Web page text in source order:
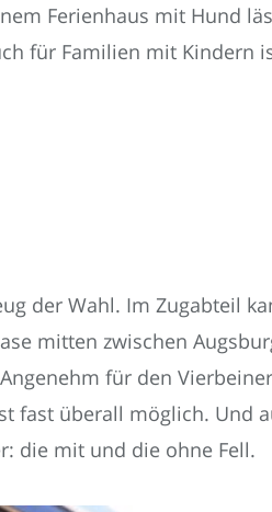
Ferienhaus mit Hund
für Familien mit Kindern
der Wahl. Im Zugabteil
mitten zwischen
für den
fast überall möglich. Und
die mit und die ohne Fell.